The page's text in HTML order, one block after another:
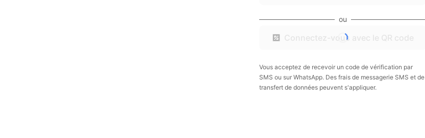
ou
Connectez-vous avec le QR code
Vous acceptez de recevoir un code de vérification par
SMS ou sur WhatsApp. Des frais de messagerie SMS et de
transfert de données peuvent s'appliquer.